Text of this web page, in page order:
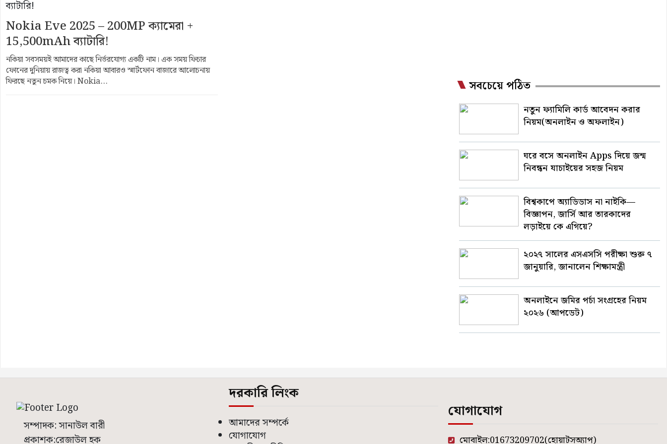
Nokia Eve 2025 – 200MP ক্যামেরা +
15,500mAh ব্যাটারি!
নকিয়া সবসময়ই আমাদের কাছে নির্ভরযোগ্য একটি নাম। এক সময় ফিচার
ফোনের দুনিয়ায় রাজত্ব করা নকিয়া আবারও স্মার্টফোন বাজারে আলোচনায়
ফিরছে নতুন চমক নিয়ে। Nokia...
সবচেয়ে পঠিত
নতুন ফ্যামিলি কার্ড আবেদন করার
নিয়ম(অনলাইন ও অফলাইন)
ঘরে বসে অনলাইন Apps দিয়ে জন্ম
নিবন্ধন যাচাইয়ের সহজ নিয়ম
বিশ্বকাপে অ্যাডিডাস না নাইকি—
বিজ্ঞাপন, জার্সি আর তারকাদের
লড়াইয়ে কে এগিয়ে?
২০২৭ সালের এসএসসি পরীক্ষা শুরু ৭
জানুয়ারি, জানালেন শিক্ষামন্ত্রী
অনলাইনে জমির পর্চা সংগ্রহের নিয়ম
২০২৬ (আপডেট)
সম্পাদক: সানাউল বারী
প্রকাশক:রেজাউল হক
দরকারি লিংক
আমাদের সম্পর্কে
যোগাযোগ
যোগাযোগ
মোবাইল:01673209702(হোয়াটসঅ্যাপ)